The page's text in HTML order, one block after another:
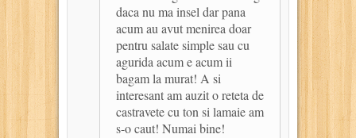
daca nu ma insel dar pana
acum au avut menirea doar
pentru salate simple sau cu
agurida acum e acum ii
bagam la murat! A si
interesant am auzit o reteta de
castravete cu ton si lamaie am
s-o caut! Numai bine!